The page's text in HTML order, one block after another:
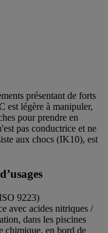
présentant de forts
est légère à manipuler,
pour prendre en
pas conductrice et ne
aux chocs (IK10), est
9223)
avec acides nitriques /
dans les piscines
chimique, en bord de